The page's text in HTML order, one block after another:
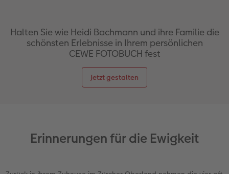
Halten Sie wie Heidi Bachmann und ihre Familie die
schönsten Erlebnisse in Ihrem persönlichen
CEWE FOTOBUCH fest
Jetzt gestalten
Erinnerungen für die Ewigkeit